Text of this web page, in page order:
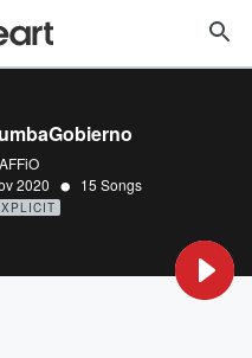
2020 • 15 Songs